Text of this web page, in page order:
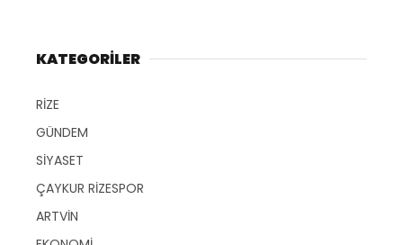
KATEGORİLER
RİZE
GÜNDEM
SİYASET
ÇAYKUR RİZESPOR
ARTVİN